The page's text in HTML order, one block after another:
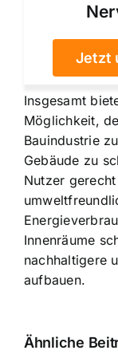
Jetzt
Insgesamt
Möglichkeit,
Bauindustrie
Gebäude zu
Nutzer
Innenräume
nachhaltigere
aufbauen.
Ähnliche